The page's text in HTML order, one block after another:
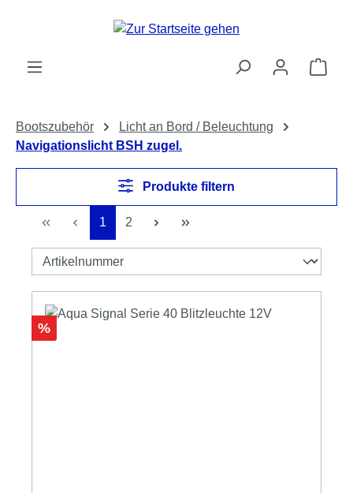
Zum Hauptinhalt springen
Bootszubehör
Licht an Bord / Beleuchtung
Navigationslicht BSH zugel.
Produkte filtern
Seite
1 Seite
2
Rabatt
%